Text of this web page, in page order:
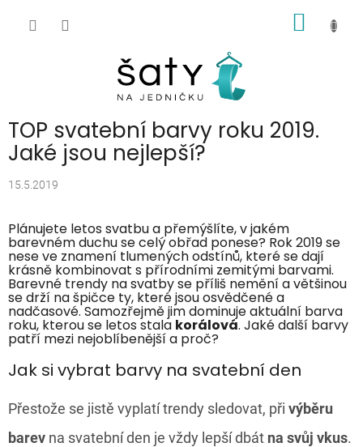
TOP svatební barvy roku 2019.
Jaké jsou nejlepší?
15.5.2019
Plánujete letos svatbu a přemýšlíte, v jakém
barevném duchu se celý obřad ponese? Rok 2019 se
nese ve znamení tlumených odstínů, které se dají
krásně kombinovat s přírodními zemitými barvami.
Barevné trendy na svatby se příliš nemění a většinou
se drží na špičce ty, které jsou osvědčené a
nadčasové. Samozřejmě jim dominuje aktuální barva
roku, kterou se letos stala korálová. Jaké další barvy
patří mezi nejoblíbenější a proč?
Jak si vybrat barvy na svatební den
Přestože se jistě vyplatí trendy sledovat, při výběru
barev na svatební den je vždy lepší dbát na svůj vkus.